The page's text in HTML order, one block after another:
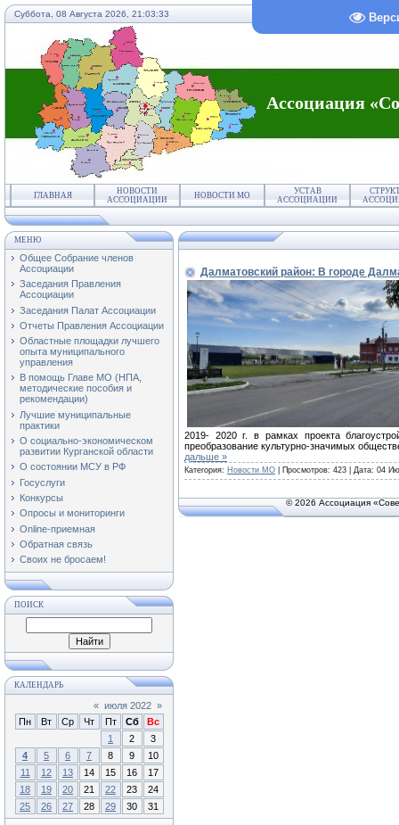
Суббота, 08 Августа 2026, 21:03:33
Ассоциация
ГЛАВНАЯ
НОВОСТИ
АССОЦИАЦИИ
НОВОСТИ МО
УСТАВ
АССОЦИАЦИИ
МЕНЮ
Общее Собрание членов
Ассоциации
Заседания Правления
Ассоциации
Заседания Палат Ассоциации
Отчеты Правления Ассоциации
Областные площадки лучшего
опыта муниципального
управления
В помощь Главе МО (НПА,
методические пособия и
рекомендации)
Лучшие муниципальные
практики
О социально-экономическом
развитии Курганской области
О состоянии МСУ в РФ
Госуслуги
Конкурсы
Опросы и мониторинги
Online-приемная
Обратная связь
Своих не бросаем!
ПОИСК
КАЛЕНДАРЬ
« июля 2022 »
Пн
Вт Ср Чт Пт Сб
Вс
1
2
3
4
5 6 7 8 9
10
11
12 13 14 15 16
17
18
19 20 21 22 23
24
25
26 27 28 29 30 31
Далматовский район: В городе
2019- 2020 г. в рамках проекта
преобразование культурно-значимых
дальше »
Категория: Новости МО | Просмотров: 423 | Дата: 04
© 2026 Ассоциация